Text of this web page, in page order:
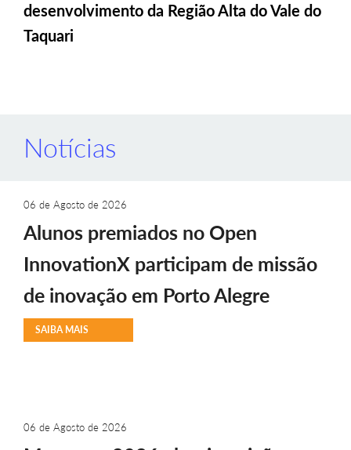
desenvolvimento da Região Alta do Vale do
Taquari
Notícias
06 de Agosto de 2026
Alunos premiados no Open
InnovationX participam de missão
de inovação em Porto Alegre
SAIBA MAIS
06 de Agosto de 2026